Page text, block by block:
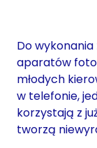
Do
aparatów
młodych
w telefonie,
korzystają z
tworzą